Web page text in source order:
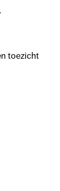
toezicht